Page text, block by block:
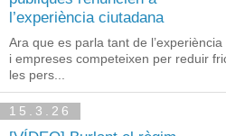
l’experiència ciutadana
Ara que es parla tant de
i empreses competeixen per reduir
les pers...
15.3.26